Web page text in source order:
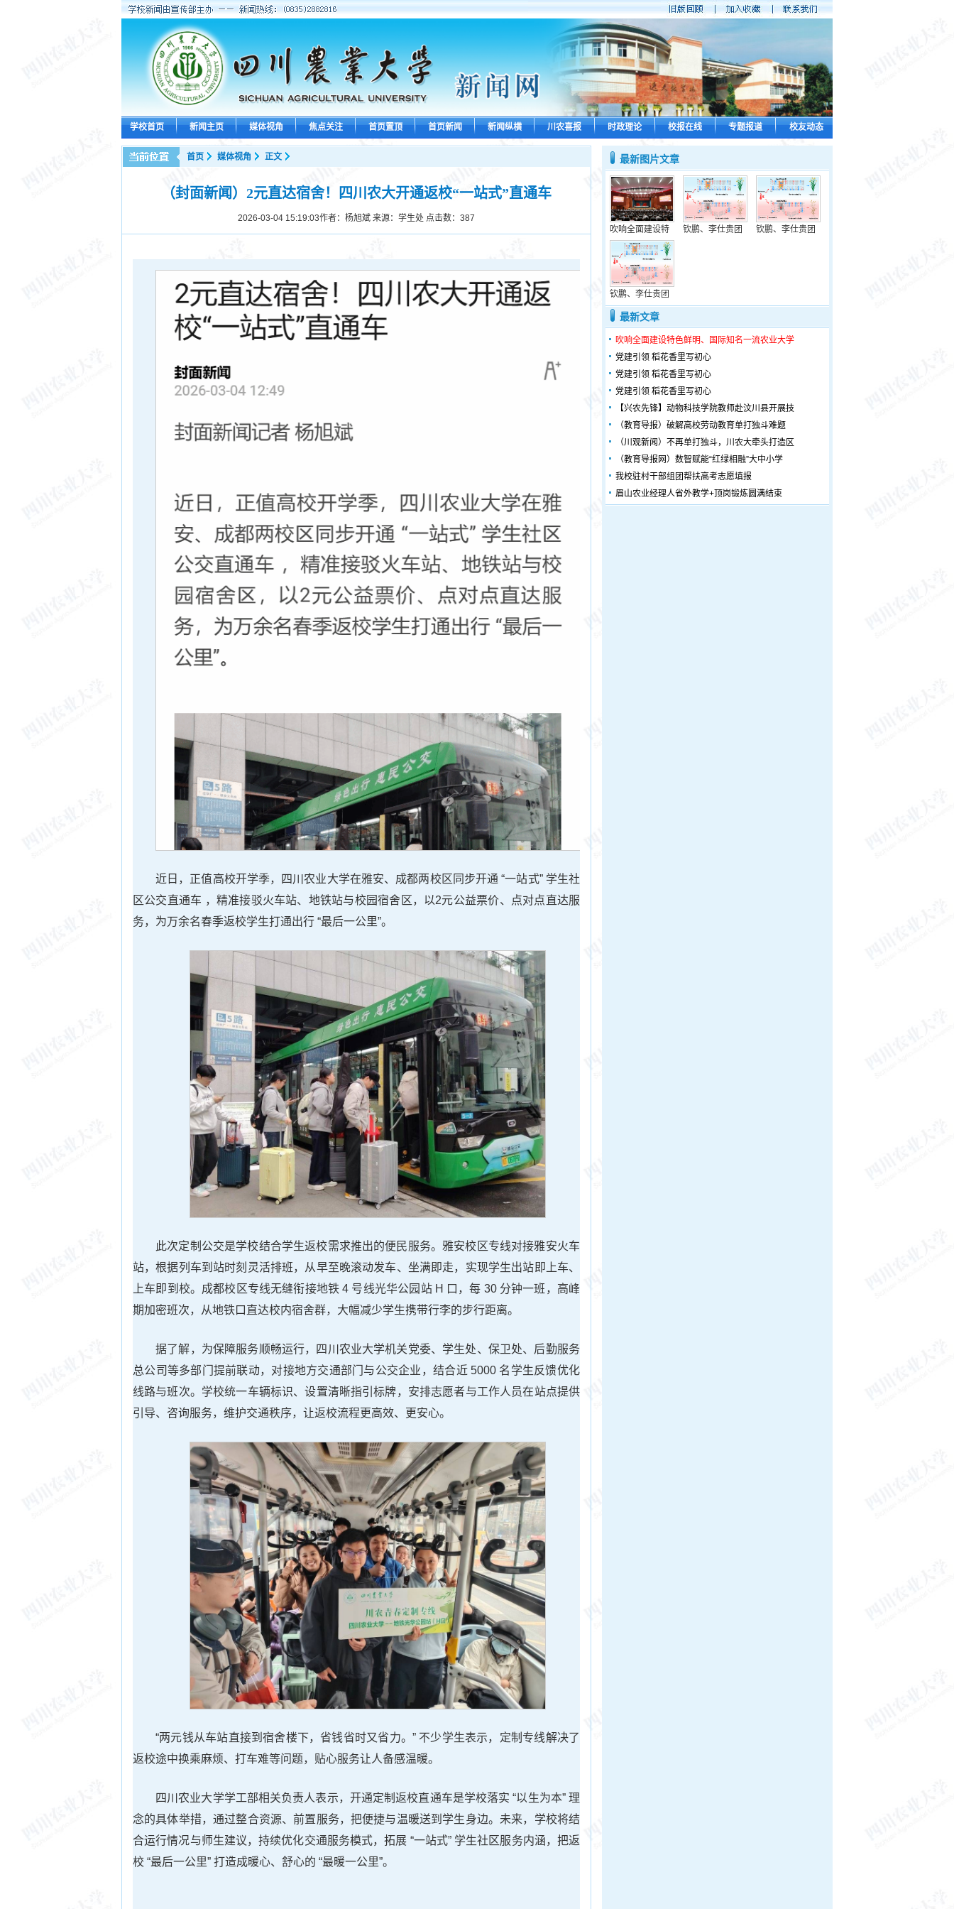
学校首页 新闻主页 媒体视角 焦点关注 首页置顶 首页新闻 新闻纵横 川农喜报 时政理论 校报在线 专题报道 校友动态
首页 媒体视角 正文
（封面新闻）2元直达宿舍！四川农大开通返校“一站式”直通车
2026-03-04 15:19:03作者：杨旭斌 来源：学生处 点击数： 387
近日，正值高校开学季，四川农业大学在雅安、成都两校区同步开通 “一站式” 学生社
区公交直通车 ，精准接驳火车站、地铁站与校园宿舍区，以2元公益票价、点对点直达服
务，为万余名春季返校学生打通出行 “最后一公里”。
此次定制公交是学校结合学生返校需求推出的便民服务。雅安校区专线对接雅安火车
站，根据列车到站时刻灵活排班，从早至晚滚动发车、坐满即走，实现学生出站即上车、
上车即到校。成都校区专线无缝衔接地铁 4 号线光华公园站 H 口，每 30 分钟一班，高峰
期加密班次，从地铁口直达校内宿舍群，大幅减少学生携带行李的步行距离。
据了解，为保障服务顺畅运行，四川农业大学机关党委、学生处、保卫处、后勤服务
总公司等多部门提前联动，对接地方交通部门与公交企业，结合近 5000 名学生反馈优化
线路与班次。学校统一车辆标识、设置清晰指引标牌，安排志愿者与工作人员在站点提供
引导、咨询服务，维护交通秩序，让返校流程更高效、更安心。
“两元钱从车站直接到宿舍楼下，省钱省时又省力。” 不少学生表示，定制专线解决了
返校途中换乘麻烦、打车难等问题，贴心服务让人备感温暖。
四川农业大学学工部相关负责人表示，开通定制返校直通车是学校落实 “以生为本” 理
念的具体举措，通过整合资源、前置服务，把便捷与温暖送到学生身边。未来，学校将结
合运行情况与师生建议，持续优化交通服务模式，拓展 “一站式” 学生社区服务内涵，把返
校 “最后一公里” 打造成暖心、舒心的 “最暖一公里”。
最新图片文章
吹响全面建设特 钦鹏、李仕贵团 钦鹏、李仕贵团
钦鹏、李仕贵团
最新文章
吹响全面建设特色鲜明、国际知名一流农业大学
党建引领 稻花香里写初心
党建引领 稻花香里写初心
党建引领 稻花香里写初心
【兴农先锋】动物科技学院教师赴汶川县开展技
（教育导报）破解高校劳动教育单打独斗难题
（川观新闻）不再单打独斗，川农大牵头打造区
（教育导报网）数智赋能“红绿相融”大中小学
我校驻村干部组团帮扶高考志愿填报
眉山农业经理人省外教学+顶岗锻炼圆满结束